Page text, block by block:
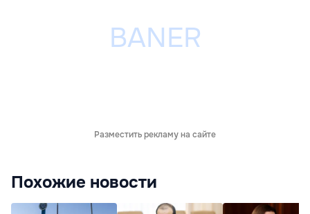
Разместить рекламу на сайте
Похожие новости